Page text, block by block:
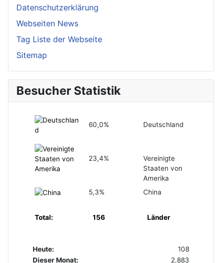
Datenschutzerklärung
Webseiten News
Tag Liste der Webseite
Sitemap
Besucher Statistik
60,0% Deutschland
23,4%
Vereinigte
Staaten von
Amerika
5,3%
China
Total: 156 Länder
Heute:
108
Dieser Monat:
2.883